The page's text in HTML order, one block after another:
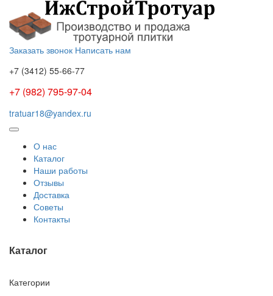
Заказать звонок Написать нам
+7 (3412) 55-66-77
+7 (982) 795-97-04
tratuar18@yandex.ru
О нас
Каталог
Наши работы
Отзывы
Доставка
Советы
Контакты
Каталог
Категории